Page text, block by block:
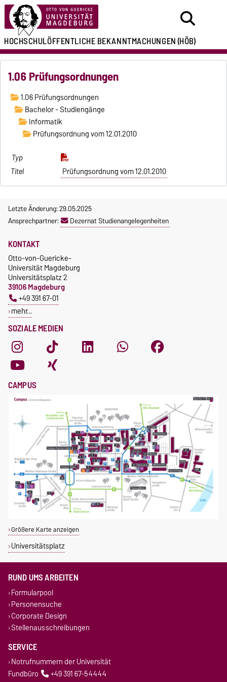
HOCHSCHULÖFFENTLICHEBEKANNTMACHUNGEN(HÖB)
1.06 Prüfungsordnungen
1.06 Prüfungsordnungen
Bachelor - Studiengänge
Informatik
Prüfungsordnung vom 12.01.2010
Prüfungsordnung vom 12.01.2010
Letzte Änderung: 29.05.2025
Ansprechpartner:
Dezernat Studienangelegenheiten
SOZIALE MEDIEN
KONTAKT
Otto-von-Guericke-
Universität Magdeburg
Universitätsplatz 2
39106 Magdeburg
+49 391 67-01
mehr…
CAMPUS
Größere Karte anzeigen
Universitätsplatz
RUND UMS ARBEITEN
Formularpool
Personensuche
Corporate Design
Stellenausschreibungen
SERVICE
Notrufnummern der Universität
Fundbüro
+49 391 67-54444